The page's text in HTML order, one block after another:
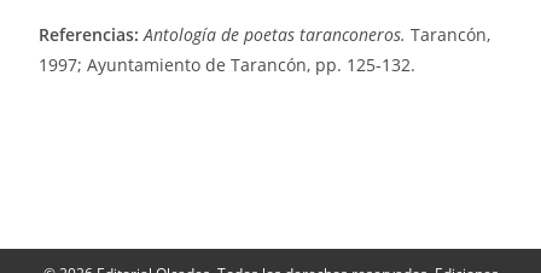
Referencias:Antología de poetas taranconeros.Tarancón,
1997; Ayuntamiento de Tarancón, pp. 125-132.